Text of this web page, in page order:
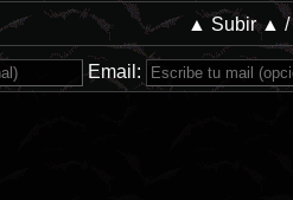
▲ Subir ▲ /
Email: